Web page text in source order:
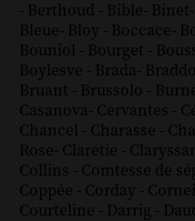
- Berthoud - Bible- Binet-
Bleue- Bloy - Boccace-
Bouniol - Bourget -
Boylesve - Brada-
Bruant - Brussolo -
Casanova- Cervantes -
Chancel - Charasse -
Rose- Claretie -
Collins - Comtesse de
Coppée - Corday -
Courteline - Darrig -